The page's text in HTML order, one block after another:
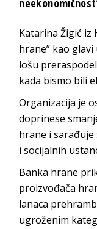
Katarina Žigić iz
hrane” kao
lošu
kada bismo bili
Organizacija je
doprinese
hrane i sarađuje
i socijalnih
Banka hrane
proizvođača
lanaca
ugroženim